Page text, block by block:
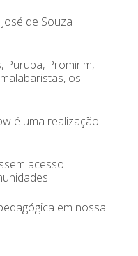
de Souza
Puruba, Promirim,
os
é uma realização
acesso
em nossa